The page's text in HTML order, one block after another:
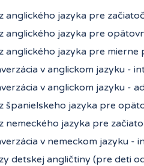
anglického jazyka pre
anglického jazyka pre
anglického jazyka pre mierne
v anglickom jazyku -
v anglickom jazyku -
španielskeho jazyka pre
nemeckého jazyka pre
v nemeckom jazyku -
detskej angličtiny (pre deti